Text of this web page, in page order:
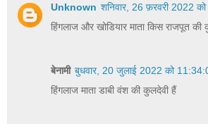
Unknown शनिवार, 26 फ़रवरी 2022
हिंगलाज और खोडियार माता किस राजपूत की
बेनामी बुधवार, 20 जुलाई 2022 को
हिंगलाज माता डाबी वंश की कुलदेवी हैं